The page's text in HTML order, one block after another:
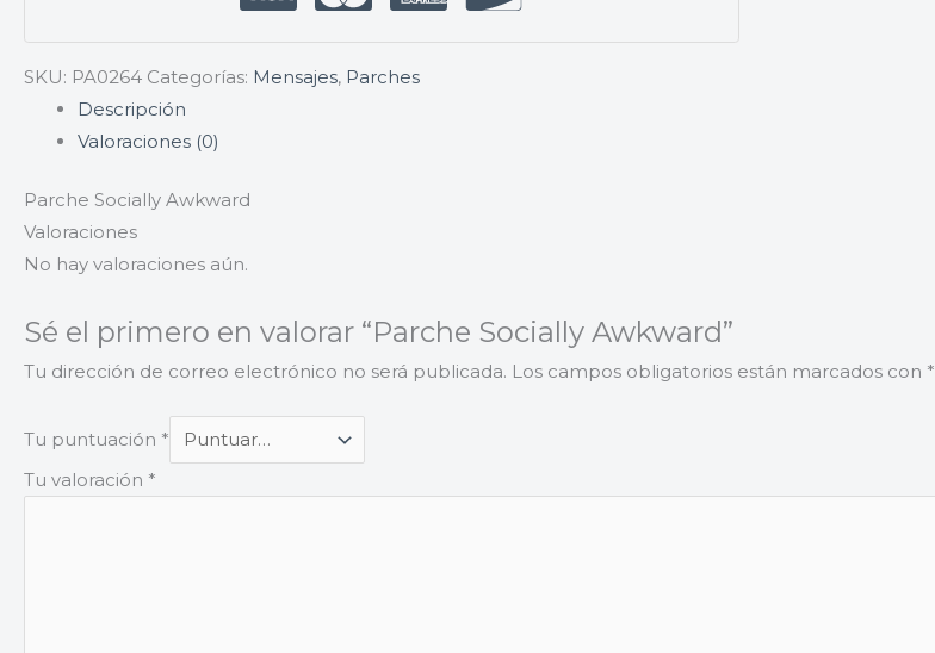
SKU: PA0264 Categorías: Mensajes, Parches
Descripción
Valoraciones (0)
Parche Socially Awkward
Valoraciones
No hay valoraciones aún.
Sé el primero en valorar “Parche Socially Awkward”
Tu dirección de correo electrónico no será publicada. Los campos obligatorios están marcados con *
Tu puntuación *
Tu valoración *